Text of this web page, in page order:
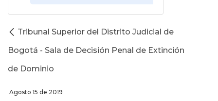
Tribunal Superior del Distrito Judicial de
Bogotá - Sala de Decisión Penal de Extinción
de Dominio
Agosto 15 de 2019